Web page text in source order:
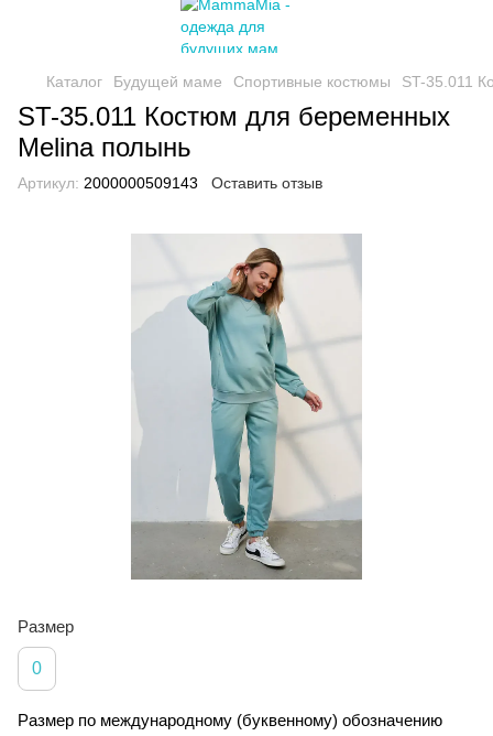
Каталог Будущей маме Спортивные костюмы ST-35.011
ST-35.011 Костюм для беременных
Melina полынь
Артикул: 2000000509143 Оставить отзыв
Размер
0
Размер по международному (буквенному) обозначению